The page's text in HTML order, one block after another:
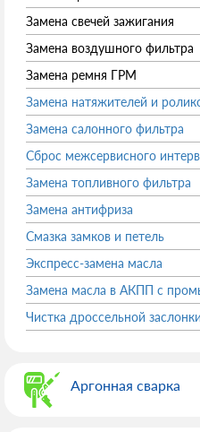
Замена свечей зажигания
Замена воздушного фильтра
Замена ремня ГРМ
Замена натяжителей и
Замена салонного фильтра
Сброс межсервисного
Замена топливного фильтра
Замена антифриза
Смазка замков и петель
Экспресс-замена масла
Замена масла в АКПП с
Чистка дроссельной заслонки
Аргонная сварка